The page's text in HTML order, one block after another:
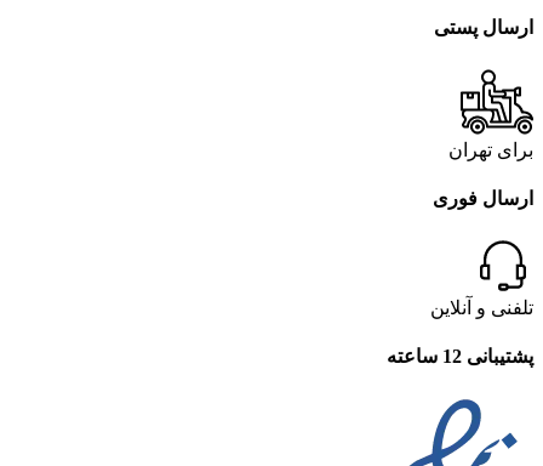
ارسال پستی
برای تهران
ارسال فوری
تلفنی و آنلاین
پشتیبانی 12 ساعته